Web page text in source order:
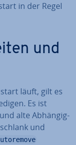
in der Regel
und
läuft, gilt es
Es ist
alte Ab­hän­gig­
und